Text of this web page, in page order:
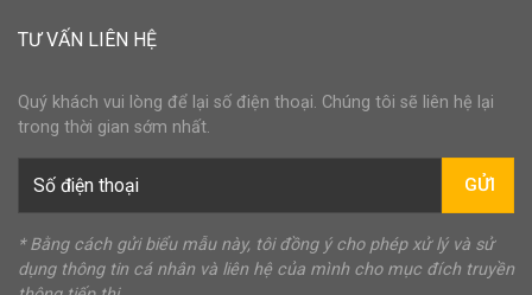
TƯ VẤN LIÊN HỆ
Quý khách vui lòng để lại số điện thoại. Chúng tôi sẽ liên hệ lại
trong thời gian sớm nhất.
GỬI
* Bằng cách gửi biểu mẫu này, tôi đồng ý cho phép xử lý và sử
dụng thông tin cá nhân và liên hệ của mình cho mục đích truyền